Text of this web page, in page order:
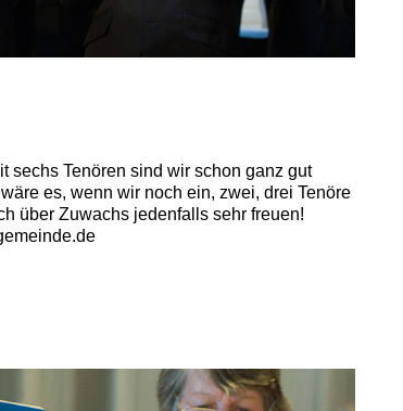
sechs Tenören sind wir schon ganz gut
es, wenn wir noch ein, zwei, drei Tenöre
über Zuwachs jedenfalls sehr freuen!